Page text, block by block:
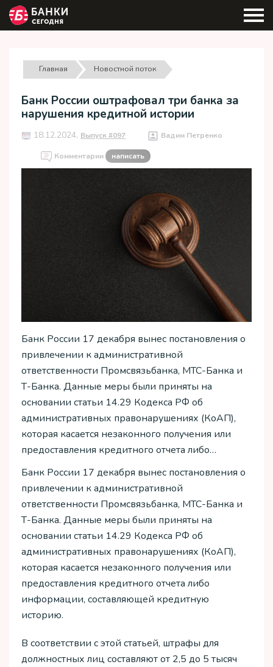
Главная Новостной поток
Банк России оштрафовал три банка за
нарушения кредитной истории
18.12.2024, Выпуск #097 Вадим Петренко
Комментарии написать
Банк России 17 декабря вынес постановления о
привлечении к административной
ответственности Промсвязьбанка, МТС-Банка и
Т-Банка. Данные меры были приняты на
основании статьи 14.29 Кодекса РФ об
административных правонарушениях (КоАП),
которая касается незаконного получения или
предоставления кредитного отчета либо…
Банк России 17 декабря вынес постановления о
привлечении к административной
ответственности Промсвязьбанка, МТС-Банка и
Т-Банка. Данные меры были приняты на
основании статьи 14.29 Кодекса РФ об
административных правонарушениях (КоАП),
которая касается незаконного получения или
предоставления кредитного отчета либо
информации, составляющей кредитную
историю.
В соответствии с этой статьей, штрафы для
должностных лиц составляют от 2,5 до 5 тысяч